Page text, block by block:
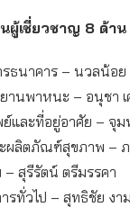
ผู้เชี่ยวชาญ 8 ด้าน
รธนาคาร – นวลน้อ
านพาหนะ – อนุชา​ เ
และที่อยู่อาศัย – จุ
ผลิตภัณฑ์สุขภาพ –
สุรีรัตน์ ตรีมรรคา
รทั่วไป – สุทธิชัย ง